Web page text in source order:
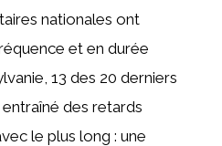
nationales ont
et en durée
13 des 20 derniers
des retards
le plus long : une